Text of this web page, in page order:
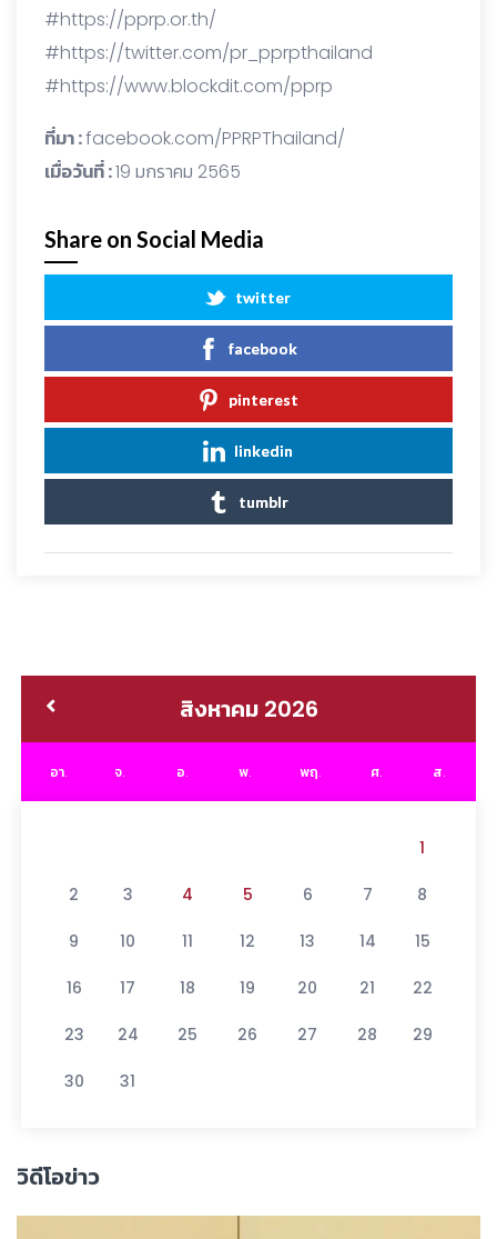
#https://pprp.or.th/
#https://twitter.com/pr_pprpthailand
#https://www.blockdit.com/pprp
ที่มา :facebook.com/PPRPThailand/
เมื่อวันที่ :19 มกราคม 2565
Share on Social Media
twitter
facebook
pinterest
linkedin
tumblr
สิงหาคม 2026
อา. จ. อ. พ. พฤ. ศ. ส.
1
2 3 4 5 6 7 8
9 10 11 12 13 14 15
16 17 18 19 20 21 22
23 24 25 26 27 28 29
30 31
วิดีโอข่าว